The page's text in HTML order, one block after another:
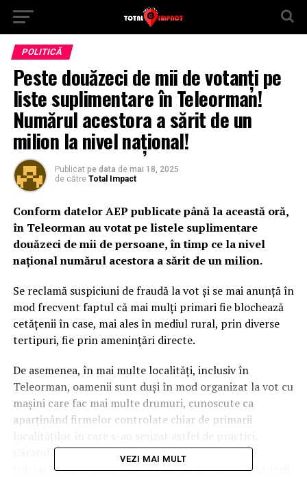
POLITICĂ
Peste douăzeci de mii de votanți pe
liste suplimentare în Teleorman!
Numărul acestora a sărit de un
milion la nivel național!
Publicat pe data de mai 18, 2025
de către Total Impact
Conform datelor AEP publicate până la această oră,
în Teleorman au votat pe listele suplimentare
douăzeci de mii de persoane, în timp ce la nivel
național numărul acestora a sărit de un milion.
Se reclamă suspiciuni de fraudă la vot și se mai anunță în
mod frecvent faptul că mai mulți primari fie blochează
cetățenii în case, mai ales în mediul rural, prin diverse
tertipuri, fie prin amenințări directe.
De asemenea, în mai multe localități, inclusiv în
Teleorman, oamenii sunt duși în mod organizat la vot cu
mașini care fac mai multe drumuri, cunoscute ca
aparținând firmelor controlate chiar de primarii
Căratul la secție nu este o noutate, este un obicei
tolerat de autoritățile care veghează la respectarea legii
VEZI MAI MULT